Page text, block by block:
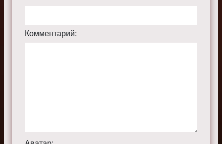
Комментарий: